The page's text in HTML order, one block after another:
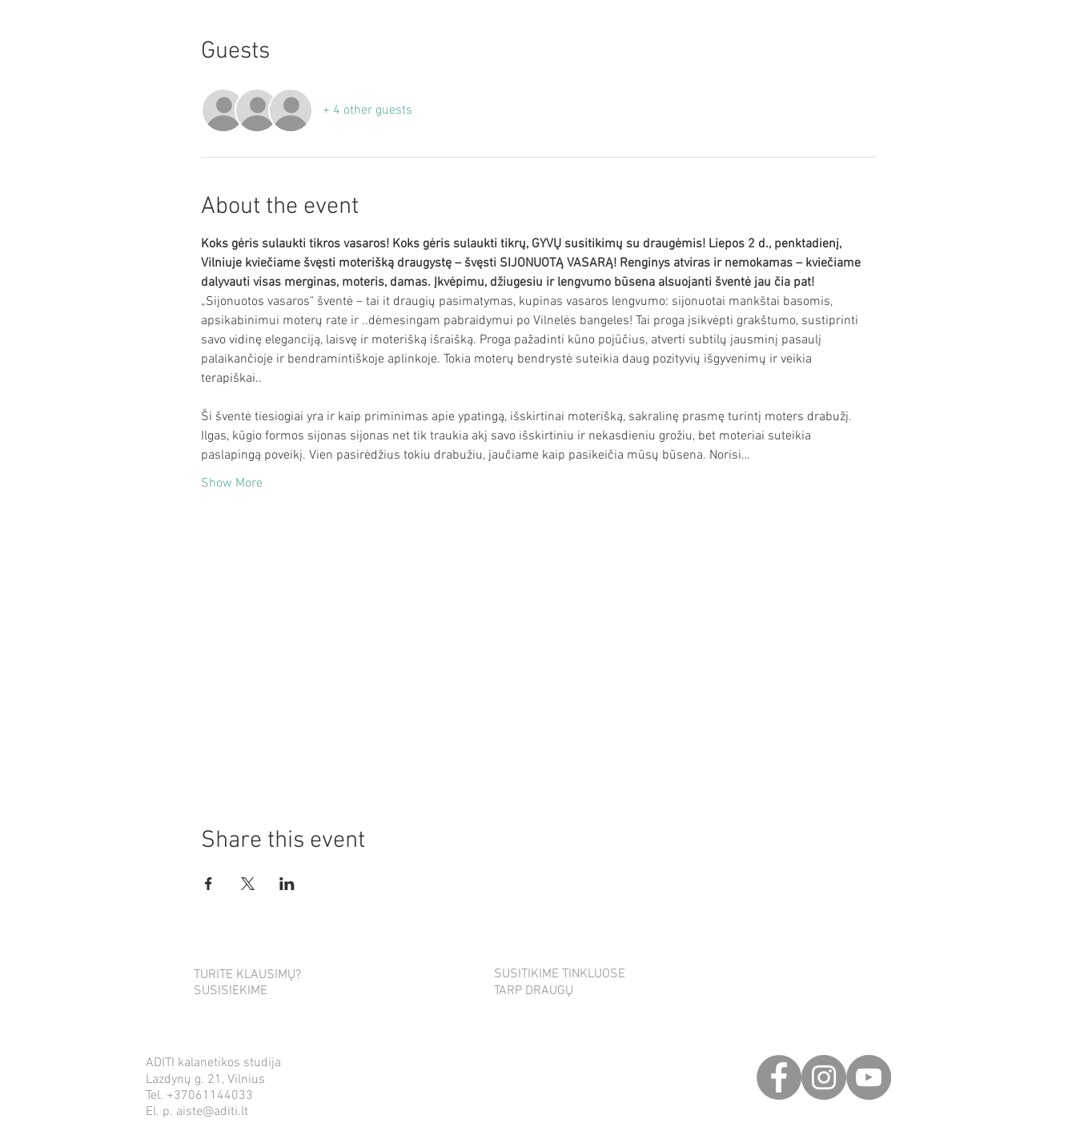
Guests
+ 4 other guests
About the event
Koks gėris sulaukti tikros vasaros! Koks gėris sulaukti tikrų, GYVŲ susitikimų su draugėmis! Liepos 2 d., penktadienį,
Vilniuje kviečiame švęsti moterišką draugystę – švęsti SIJONUOTĄ VASARĄ! Renginys atviras ir nemokamas – kviečiame
dalyvauti visas merginas, moteris, damas. Įkvėpimu, džiugesiu ir lengvumo būsena alsuojanti šventė jau čia pat!
„Sijonuotos vasaros" šventė – tai it draugių pasimatymas, kupinas vasaros lengvumo: sijonuotai mankštai basomis,
apsikabinimui moterų rate ir ..dėmesingam pabraidymui po Vilnelės bangeles! Tai proga įsikvėpti grakštumo, sustiprinti
savo vidinę eleganciją, laisvę ir moterišką išraišką. Proga pažadinti kūno pojūčius, atverti subtilų jausminį pasaulį
palaikančioje ir bendramintiškoje aplinkoje. Tokia moterų bendrystė suteikia daug pozityvių išgyvenimų ir veikia
terapiškai..
Ši šventė tiesiogiai yra ir kaip priminimas apie ypatingą, išskirtinai moterišką, sakralinę prasmę turintį moters drabužį.
Ilgas, kūgio formos sijonas sijonas net tik traukia akį savo išskirtiniu ir nekasdieniu grožiu, bet moteriai suteikia
paslapingą poveikį. Vien pasirėdžius tokiu drabužiu, jaučiame kaip pasikeičia mūsų būsena. Norisi…
Show More
Share this event
TURITE KLAUSIMŲ?
SUSISIEKIME
ADITI kalanetikos studija
Lazdynų g. 21, Vilnius
Tel. +37061144033
El. p. aiste@aditi.lt
SUSITIKIME TINKLUOSE
TARP DRAUGŲ